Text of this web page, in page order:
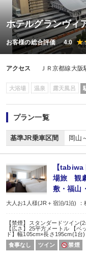
ホテルグランヴィ
お客様の総合評価 4.0
アクセス ＪＲ京都線大
大浴場 温泉 露天風呂
プラン一覧
基準JR乗車区間 岡山
【
場旅 観
敷・福山
大人お1人様(JR＋宿泊/1泊) ：
【禁煙】スタンダードツイン
【広さ】25平方メートル 【
ド】幅105cm×長さ195cm(1台)
食事なし
ツイン 禁煙